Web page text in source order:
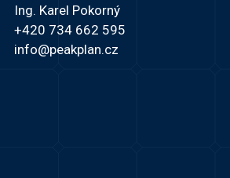
Ing. Karel Pokorný
+420 734 662 595
info@peakplan.cz